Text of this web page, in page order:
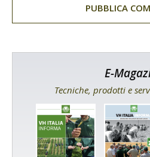
E-
Tecniche, prodotti e